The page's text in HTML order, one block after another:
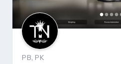
PB, PK